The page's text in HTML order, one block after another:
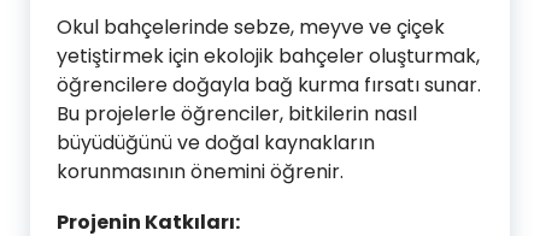
Okul bahçelerinde sebze, meyve ve çiçek
yetiştirmek için ekolojik bahçeler oluşturmak,
öğrencilere doğayla bağ kurma fırsatı sunar.
Bu projelerle öğrenciler, bitkilerin nasıl
büyüdüğünü ve doğal kaynakların
korunmasının önemini öğrenir.
Projenin Katkıları: